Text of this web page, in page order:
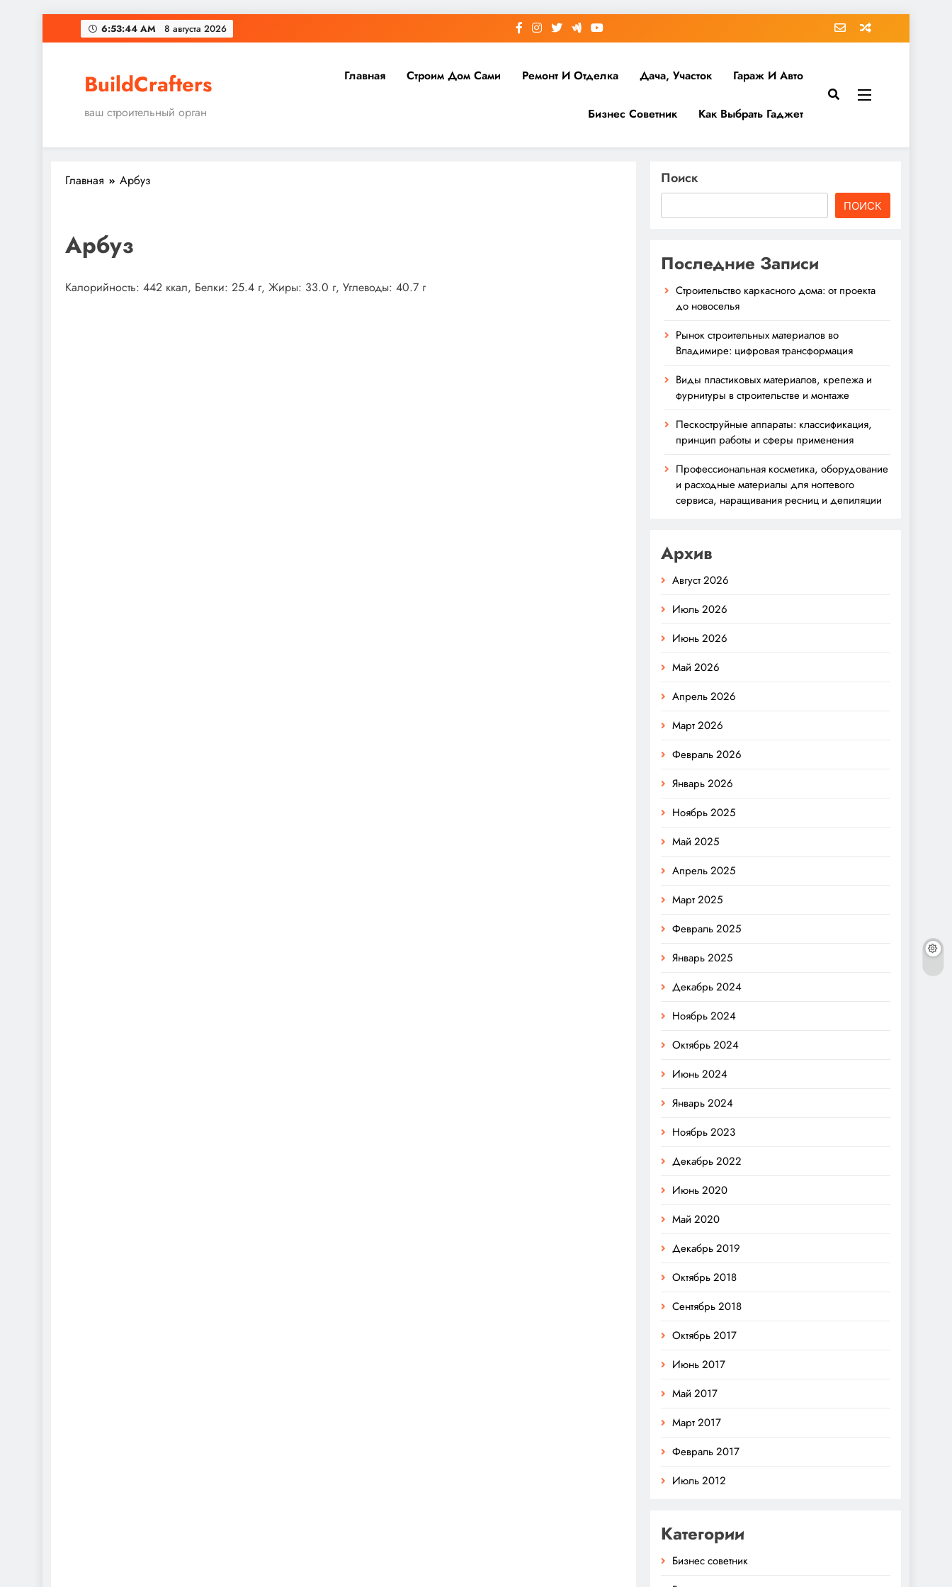
Перейти
к
6:53:44 AM 8 августа 2026
BuildCrafters
ваш строительный орган
Главная Строим Дом Сами Ремонт И Отделка Дача, Участок Гараж И Авто
Бизнес Советник Как Выбрать Гаджет
Главная Арбуз
Арбуз
Калорийность: 442 ккал, Белки: 25.4 г, Жиры: 33.0 г, Углеводы: 40.7 г
Поиск
ПОИСК
Последние Записи
Строительство каркасного дома: от проекта
до новоселья
Рынок строительных материалов во
Владимире: цифровая трансформация
Виды пластиковых материалов, крепежа и
фурнитуры в строительстве и монтаже
Пескоструйные аппараты: классификация,
принцип работы и сферы применения
Профессиональная косметика, оборудование
и расходные материалы для ногтевого
сервиса, наращивания ресниц и депиляции
Архив
Август 2026
Июль 2026
Июнь 2026
Май 2026
Апрель 2026
Март 2026
Февраль 2026
Январь 2026
Ноябрь 2025
Май 2025
Апрель 2025
Март 2025
Февраль 2025
Январь 2025
Декабрь 2024
Ноябрь 2024
Октябрь 2024
Июнь 2024
Январь 2024
Ноябрь 2023
Декабрь 2022
Июнь 2020
Май 2020
Декабрь 2019
Октябрь 2018
Сентябрь 2018
Октябрь 2017
Июнь 2017
Май 2017
Март 2017
Февраль 2017
Июль 2012
Категории
Бизнес советник